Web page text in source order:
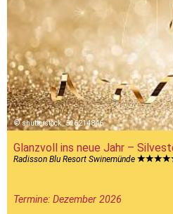
shutterstock_516214846
Glanzvoll ins neue Jahr –
Radisson Blu Resort Swinemünde
Termine: Dezember 2026